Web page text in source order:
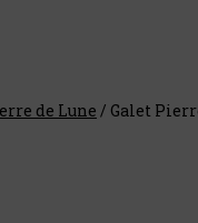
de Lune / Galet